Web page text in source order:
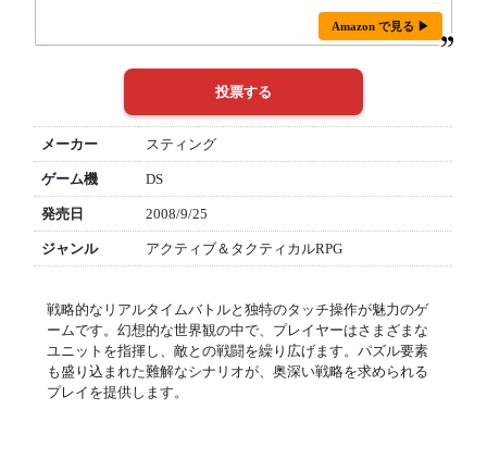
Amazon で見る ▶
メーカー スティング
ゲーム機 DS
発売日 2008/9/25
ジャンル アクティブ＆タクティカルRPG
戦略的なリアルタイムバトルと独特のタッチ操作が魅力のゲ
ームです。幻想的な世界観の中で、プレイヤーはさまざまな
ユニットを指揮し、敵との戦闘を繰り広げます。パズル要素
も盛り込まれた難解なシナリオが、奥深い戦略を求められる
プレイを提供します。